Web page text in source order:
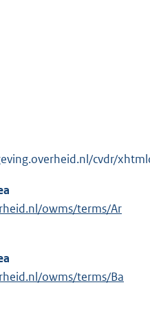
cvdr/
owms/terms/Ar
owms/terms/Ba